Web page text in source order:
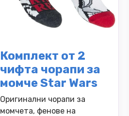
Комплект от 2
чифта чорапи за
момче Star Wars
Оригинални чорапи за
момчета, фенове на